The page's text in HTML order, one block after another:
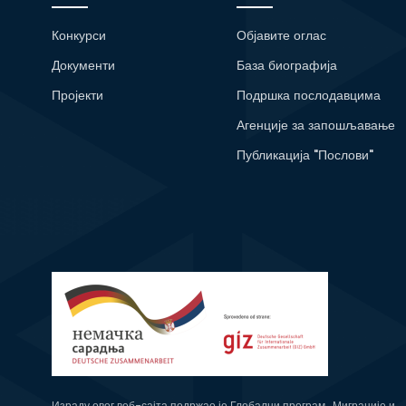
Конкурси
Документи
Пројекти
Објавите оглас
База биографија
Подршка послодавцима
Агенције за запошљавање
Публикација "Послови"